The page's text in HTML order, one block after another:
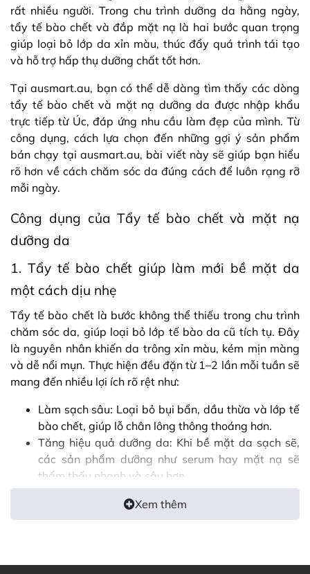
rất nhiều người. Trong chu trình dưỡng da hằng ngày,
tẩy tế bào chết và đắp mặt nạ là hai bước quan trọng
giúp loại bỏ lớp da xỉn màu, thúc đẩy quá trình tái tạo
và hỗ trợ hấp thụ dưỡng chất tốt hơn.
Tại ausmart.au, bạn có thể dễ dàng tìm thấy các dòng
tẩy tế bào chết và mặt nạ dưỡng da được nhập khẩu
trực tiếp từ Úc, đáp ứng nhu cầu làm đẹp của mình. Từ
công dụng, cách lựa chọn đến những gợi ý sản phẩm
bán chạy tại ausmart.au, bài viết này sẽ giúp bạn hiểu
rõ hơn về cách chăm sóc da đúng cách để luôn rạng rỡ
mỗi ngày.
Công dụng của Tẩy tế bào chết và mặt nạ
dưỡng da
1. Tẩy tế bào chết giúp làm mới bề mặt da
một cách dịu nhẹ
Tẩy tế bào chết là bước không thể thiếu trong chu trình
chăm sóc da, giúp loại bỏ lớp tế bào da cũ tích tụ. Đây
là nguyên nhân khiến da trông xỉn màu, kém mịn màng
và dễ nổi mụn. Thực hiện đều đặn từ 1–2 lần mỗi tuần sẽ
mang đến nhiều lợi ích rõ rệt như:
Làm sạch sâu: Loại bỏ bụi bẩn, dầu thừa và lớp tế
bào chết, giúp lỗ chân lông thông thoáng hơn.
Tăng hiệu quả dưỡng da: Khi bề mặt da sạch sẽ,
các sản phẩm dưỡng như serum hay mặt nạ sẽ
thẩm thấu nhanh và sâu hơn.
Thúc đẩy tái tạo tế bào mới: Hỗ trợ quá trình đổi
mới làn da, mang lại vẻ tươi sáng và mịn màng
Xem thêm